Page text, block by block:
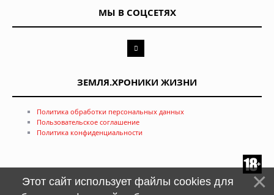
МЫ В СОЦСЕТЯХ
ЗЕМЛЯ.ХРОНИКИ ЖИЗНИ
Политика обработки персональных данных
Пользовательское соглашение
Политика конфиденциальности
Этот сайт использует файлы cookies для